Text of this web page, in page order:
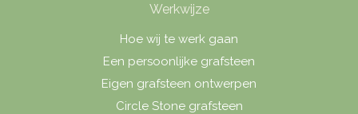
Werkwijze
Hoe wij te werk gaan
Een persoonlijke grafsteen
Eigen grafsteen ontwerpen
Circle Stone grafsteen